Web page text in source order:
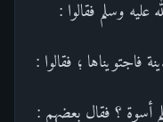
عليه وسلم فقالوا :
فاجتويناها ؛ فقالوا :
أسوة ؟ فقال بعضهم :